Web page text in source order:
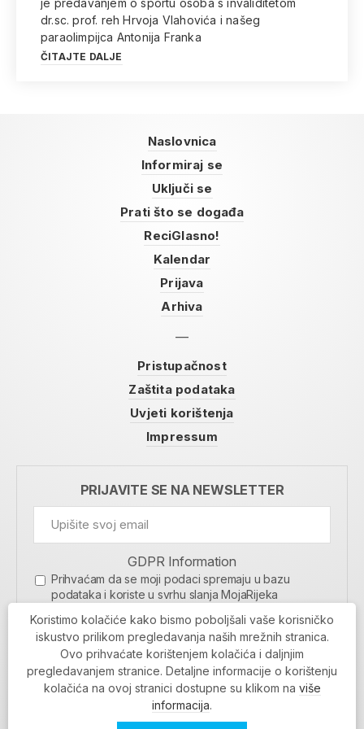
je predavanjem o sportu osoba s invaliditetom
dr.sc. prof. reh Hrvoja Vlahovića i našeg
paraolimpijca Antonija Franka
ČITAJTE DALJE
Naslovnica
Informiraj se
Uključi se
Prati što se događa
ReciGlasno!
Kalendar
Prijava
Arhiva
Pristupačnost
Zaštita podataka
Uvjeti korištenja
Impressum
PRIJAVITE SE NA NEWSLETTER
GDPR Information
Prihvaćam da se moji podaci spremaju u bazu
podataka i koriste u svrhu slanja MojaRijeka
MOJARIJEKA NEWSLETTER
PRIJAVI SE
Koristimo kolačiće kako bismo poboljšali vaše korisničko
iskustvo prilikom pregledavanja naših mrežnih stranica.
Ovo prihvaćate korištenjem kolačića i daljnjim
pregledavanjem stranice. Detaljne informacije o korištenju
kolačića na ovoj stranici dostupne su klikom na više
informacija.